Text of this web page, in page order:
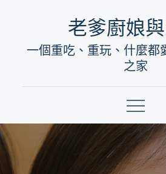
content
老爹廚娘
一個重吃、重玩、什麼都
之家